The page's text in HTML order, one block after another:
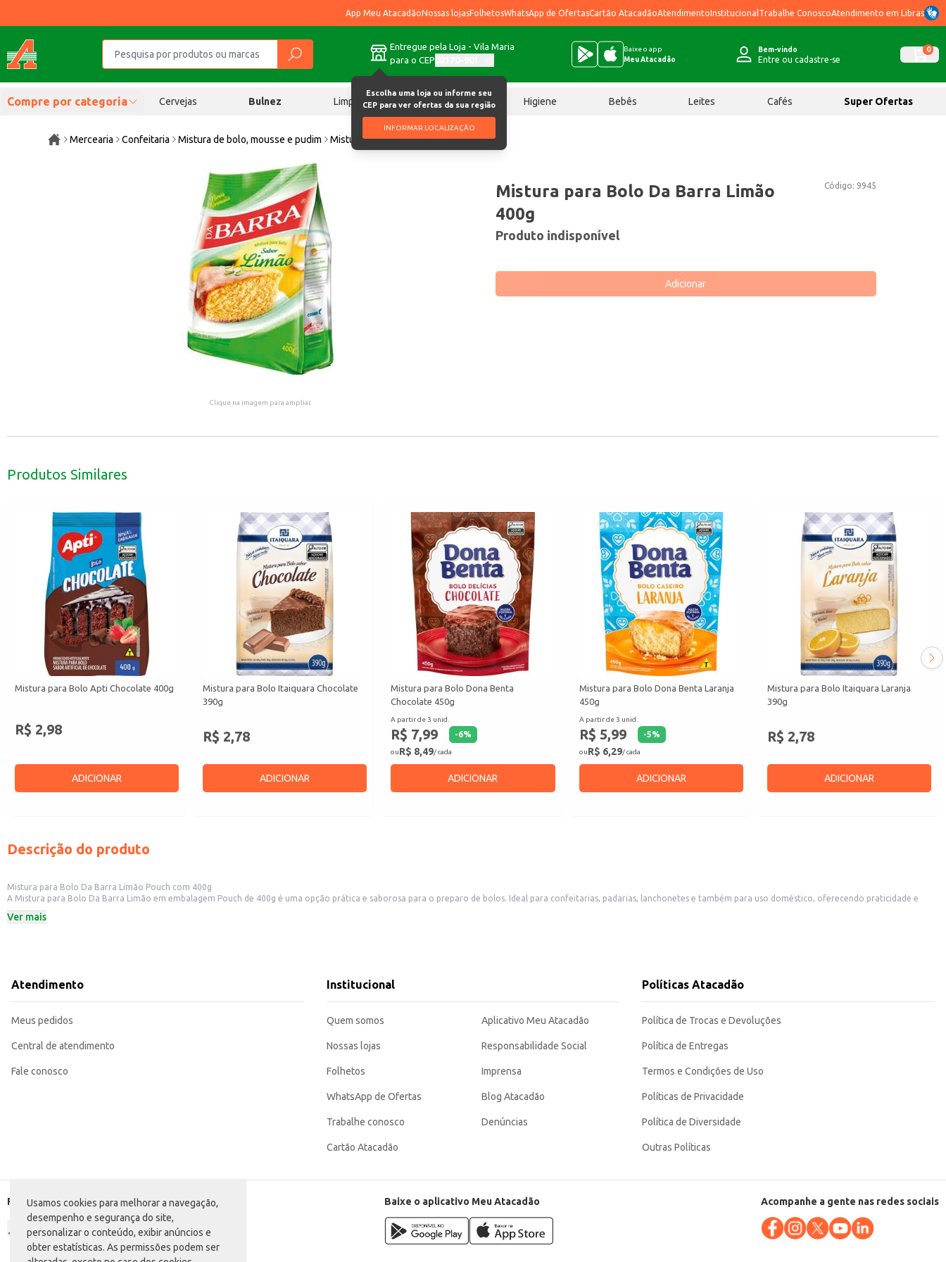
Usamos cookies para melhorar a navegação,
desempenho e segurança do site,
personalizar o conteúdo, exibir anúncios e
obter estatísticas. As permissões podem ser
App Meu AtacadãoNossas lojasFolhetosWhatsApp de OfertasCartão AtacadãoAtendimentoInstitucional Trabalhe ConoscoAtendimento em Libras
Entregue pela Loja - Vila Maria
para o CEP
Escolha uma loja ou informe seu
CEP para ver ofertas da sua região
INFORMAR LOCALIZAÇÃO
Baixe o app
Meu Atacadão
Bem-vindo
Entre ou cadastre-se
0
Compre por categoria Cervejas Bulnez Limpeza Chocolates Higiene Bebês Leites Cafés Super Ofertas
Mercearia Confeitaria Mistura de bolo, mousse e pudim Mistura para Bolo Da Barra Limão 400g
Clique na imagem para ampliar.
Código: 9945
Mistura para Bolo Da Barra Limão
400g
Produto indisponível
Adicionar
Produtos Similares
Mistura para Bolo Apti Chocolate 400g
R$ 2,98
ADICIONAR
Mistura para Bolo Itaiquara Chocolate
390g
R$ 2,78
ADICIONAR
Mistura para Bolo Dona Benta
Chocolate 450g
A partir de 3 unid.
R$ 7,99 -6%
ouR$ 8,49/ cada
ADICIONAR
Mistura para Bolo Dona Benta Laranja
450g
A partir de 3 unid.
R$ 5,99 -5%
ouR$ 6,29/ cada
ADICIONAR
Mistura para Bolo Itaiquara Laranja
390g
R$ 2,78
ADICIONAR
Descrição do produto
Mistura para Bolo Da Barra Limão Pouch com 400g
A Mistura para Bolo Da Barra Limão em embalagem Pouch de 400g é uma opção prática e saborosa para o preparo de bolos. Ideal para confeitarias, padarias, lanchonetes e também para uso doméstico, oferecendo praticidade e
Embalagem: Pouch de 400g
Pode ser utilizada em lanchonetes e estabelecimentos que oferecem bolos como parte do cardápio.
Com a Mistura para Bolo Da Barra Limão, você garante praticidade e sabor em seus bolos, seja para revenda ou consumo próprio. Sua praticidade e rendimento contribuem para um processo de preparo eficiente e resultados
Ver mais
Atendimento
Meus pedidos
Central de atendimento
Fale conosco
Institucional
Quem somos
Nossas lojas
Folhetos
WhatsApp de Ofertas
Trabalhe conosco
Cartão Atacadão
Aplicativo Meu Atacadão
Responsabilidade Social
Imprensa
Blog Atacadão
Denúncias
Políticas Atacadão
Política de Trocas e Devoluções
Política de Entregas
Termos e Condições de Uso
Políticas de Privacidade
Política de Diversidade
Outras Políticas
Formas de pagamento Baixe o aplicativo Meu Atacadão Acompanhe a gente nas redes sociais